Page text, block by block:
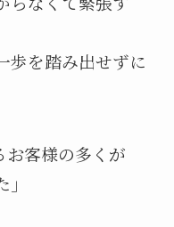
歩を踏み出せずに
客様の多くが